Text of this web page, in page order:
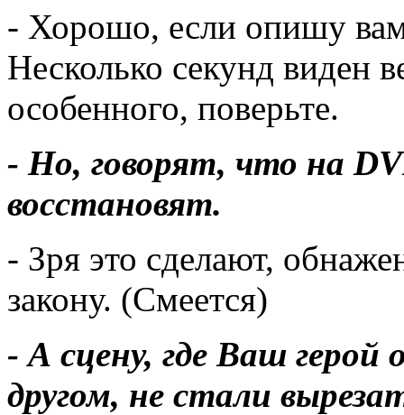
- Хорошо, если опишу вам
Несколько секунд виден
особенного, поверьте.
- Но, говорят, что на
восстановят.
- Зря это сделают,
закону. (Смеется)
- А сцену, где Ваш герой
другом, не стали